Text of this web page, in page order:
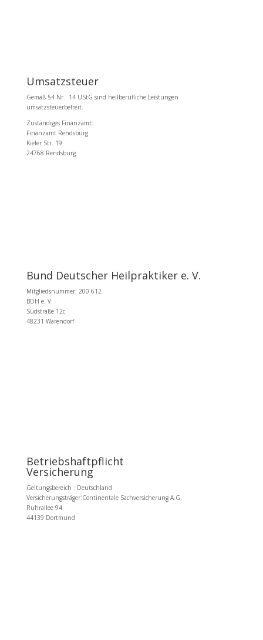
Umsatzsteuer
Gemäß §4 Nr. 14 UStG sind heilberufliche Leistungen
umsatzsteuerbefreit.
Zuständiges Finanzamt:
Finanzamt Rendsburg
Kieler Str. 19
24768 Rendsburg
Bund Deutscher Heilpraktiker e. V.
Mitgliedsnummer: 200 612
BDH e. V.
Südstraße 12c
48231 Warendorf
Betriebshaftpflicht
Versicherung
Geltungsbereich : Deutschland
Versicherungsträger:Continentale Sachversicherung A.G.
Ruhrallee 94
44139 Dortmund